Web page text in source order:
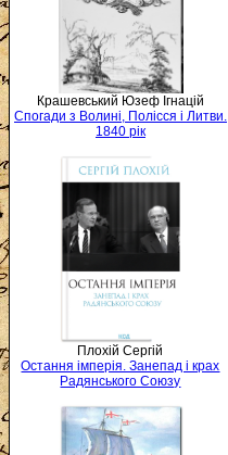
Крашевський Юзеф Ігнацій
Спогади з Волині, Полісся і Литви.
1840 рік
Плохій Сергій
Остання імперія. Занепад і крах
Радянського Союзу